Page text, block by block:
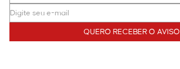
QUERO RECEBER O AVISO